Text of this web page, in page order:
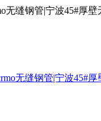
无缝钢管|宁波45#厚